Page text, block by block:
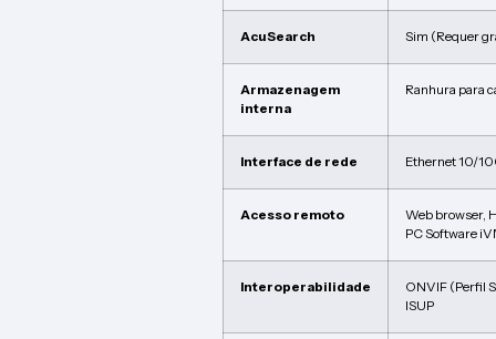
AcuSearch Sim (Requer
Armazenagem
interna
Ranhura para
Interface de rede Ethernet 10/
Acesso remoto
Web browser,
PC Software
Interoperabilidade
ONVIF (Perfil
ISUP